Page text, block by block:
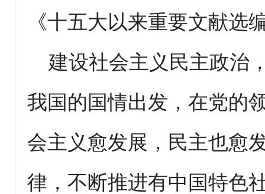
《十五大以来重要文献选
建设社会主义民主政治
我国的国情出发，在党的
会主义愈发展，民主也愈
律，不断推进有中国特色